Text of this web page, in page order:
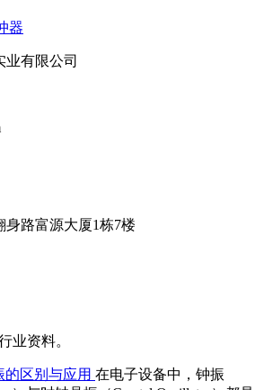
器
业有限公司
身路富源大厦1栋7楼
业资料。
区别与应用 在电子设备中，钟振